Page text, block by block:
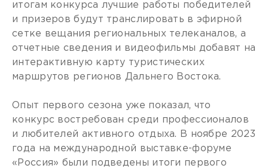
итогам конкурса лучшие работы победителей
и призеров будут транслировать в эфирной
сетке вещания региональных телеканалов, а
отчетные сведения и видеофильмы добавят на
интерактивную карту туристических
маршрутов регионов Дальнего Востока.
Опыт первого сезона уже показал, что
конкурс востребован среди профессионалов
и любителей активного отдыха. В ноябре 2023
года на международной выставке-форуме
«Россия» были подведены итоги первого